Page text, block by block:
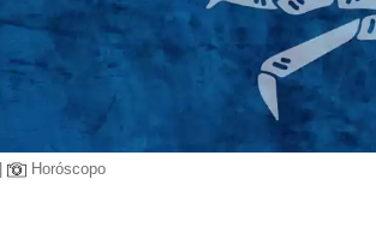
Horóscopo